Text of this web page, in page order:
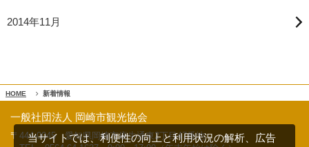
2014年11月
HOME 新着情報
一般社団法人 岡崎市観光協会
〒444-0045 愛知県岡崎市康生通東2丁目47番地
当サイトでは、利便性の向上と利用状況の解析、広告